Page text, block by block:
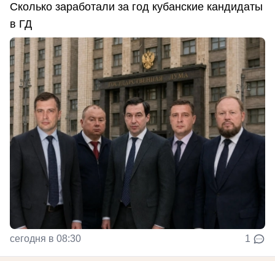
Сколько заработали за год кубанские кандидаты
в ГД
сегодня в 08:30 1